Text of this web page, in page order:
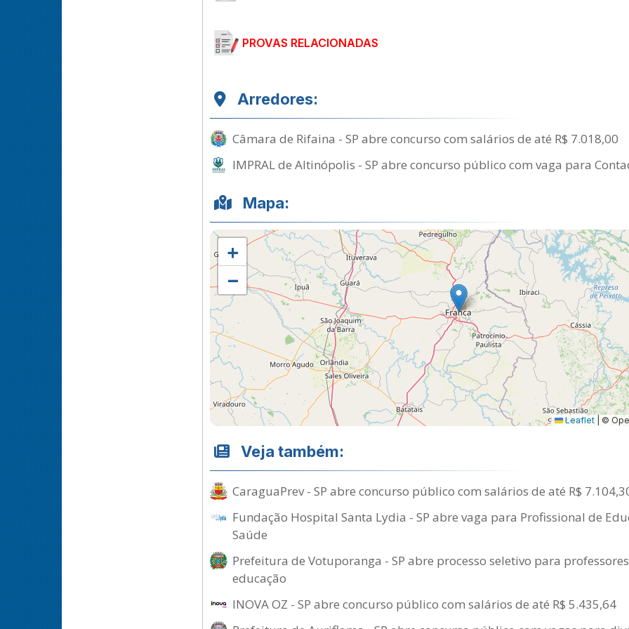
PROVAS RELACIONADAS
Arredores:
Câmara de Rifaina - SP abre concurso com salários de até R$ 7.018,00
IMPRAL de Altinópolis - SP abre concurso público com vaga para
Mapa:
+
−
Leaflet ©
Veja também:
CaraguaPrev - SP abre concurso público com salários de até R$
Fundação Hospital Santa Lydia - SP abre vaga para Profissional de
Saúde
Prefeitura de Votuporanga - SP abre processo seletivo para
educação
INOVA OZ - SP abre concurso público com salários de até R$ 5.435,64